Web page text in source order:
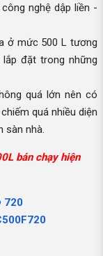
nghệ dập liền -
ở mức 500 L tương
đặt trong những
quá lớn nên có
quá nhiều diện
sàn nhà.
bán chạy hiện
720